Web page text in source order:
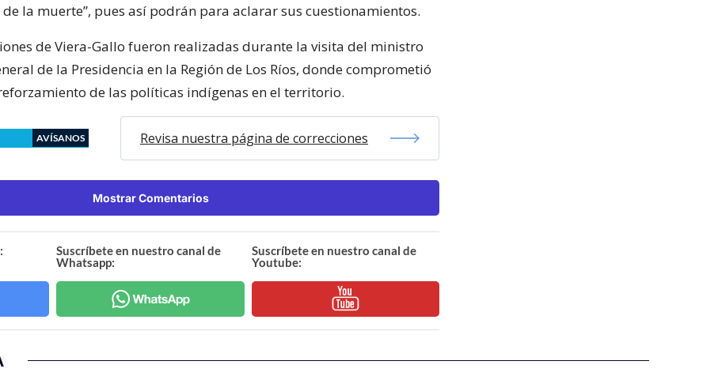
de la muerte”, pues así podrán para aclarar sus cuestionamientos.
de Viera-Gallo fueron realizadas durante la visita del ministro
de la Presidencia en la Región de Los Ríos, donde comprometió
de las políticas indígenas en el territorio.
AVÍSANOS Revisa nuestra página de correcciones
Mostrar Comentarios
Suscríbete en nuestro canal de
Whatsapp:
Suscríbete en nuestro canal de
Youtube: